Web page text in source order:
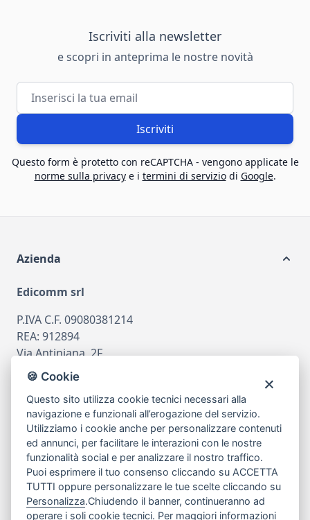
Iscriviti alla newsletter
e scopri in anteprima le nostre novità
Indirizzo email
Iscriviti
Questo form è protetto con reCAPTCHA - vengono applicate le
norme sulla privacye i termini di serviziodi Google.
Azienda
Edicomm srl
P.IVA C.F. 09080381214
REA: 912894
Via Antiniana, 2F
80078 Pozzuoli
tel081.7515380
emailinfo@edicomm.it
Assistenza Clienti
Chi siamo
🍪 Cookie
Questo sito utilizza cookie tecnici necessari alla
navigazione e funzionali all’erogazione del servizio.
Utilizziamo i cookie anche per personalizzare contenuti
ed annunci, per facilitare le interazioni con le nostre
funzionalità social e per analizzare il nostro traffico.
Puoi esprimere il tuo consenso cliccando su ACCETTA
TUTTI oppure personalizzare le tue scelte cliccando su
Personalizza.Chiudendo il banner, continueranno ad
operare i soli cookie tecnici. Per maggiori informazioni